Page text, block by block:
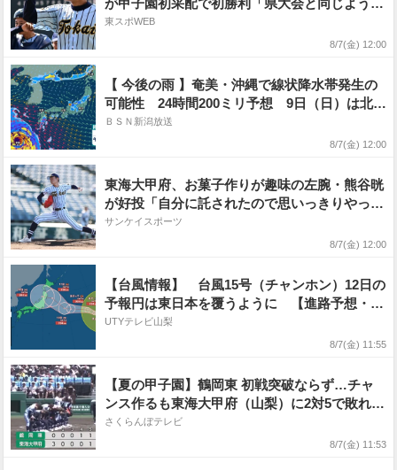
が甲子園初采配で初勝利「県大会と同じように
やってくれた」
東スポWEB
8/7(金) 12:00
【 今後の雨 】奄美・沖縄で線状降水帯発生の
可能性 24時間200ミリ予想 9日（日）は北日
本・東日本で警報級大雨のおそれ【台風の予想
進路・今後の雨風シミュレーション・7日正午
ＢＳＮ新潟放送
8/7(金) 12:00
東海大甲府、お菓子作りが趣味の左腕・熊谷晄
が好投「自分に託されたので思いっきりやって
いこう」
サンケイスポーツ
8/7(金) 12:00
【台風情報】 台風15号（チャンホン）12日の
予報円は東日本を覆うように 【進路予想・雨
と風のシミュレーション】
UTYテレビ山梨
8/7(金) 11:55
【夏の甲子園】鶴岡東 初戦突破ならず…チャ
ンス作るも東海大甲府（山梨）に2対5で敗れ
る 山形
さくらんぼテレビ
8/7(金) 11:53